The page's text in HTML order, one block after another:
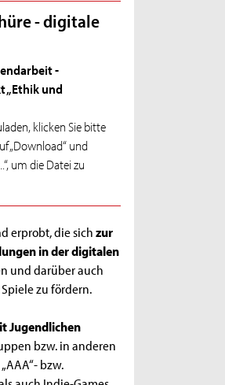
- digitale
-
„Ethik und
klicken Sie bitte
„Download“ und
um die Datei zu
erprobt, die sichzur
in der digitalen
und darüber auch
zu fördern.
Jugendlichen
bzw. in anderen
bzw.